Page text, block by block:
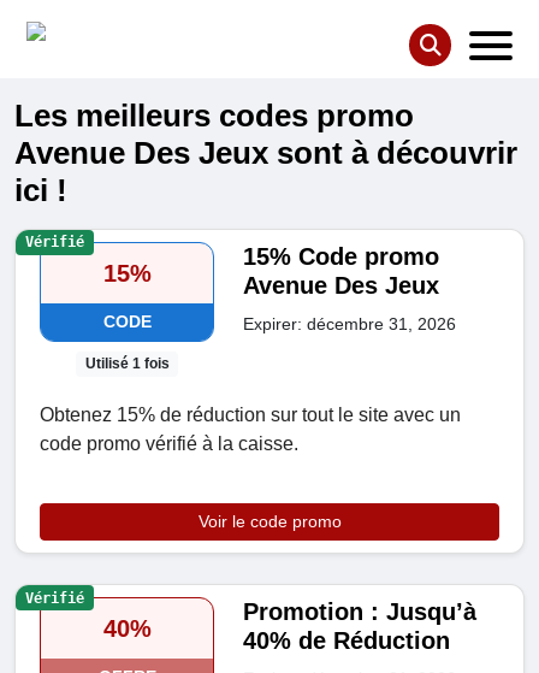
Les meilleurs codes promo
Avenue Des Jeux sont à découvrir
ici !
15%
CODE
Utilisé 1 fois
15% Code promo
Avenue Des Jeux
Expirer: décembre 31, 2026
Obtenez 15% de réduction sur tout le site avec un
code promo vérifié à la caisse.
Voir le code promo
Vérifié
40%
Promotion : Jusqu’à
40% de Réduction
Vérifié